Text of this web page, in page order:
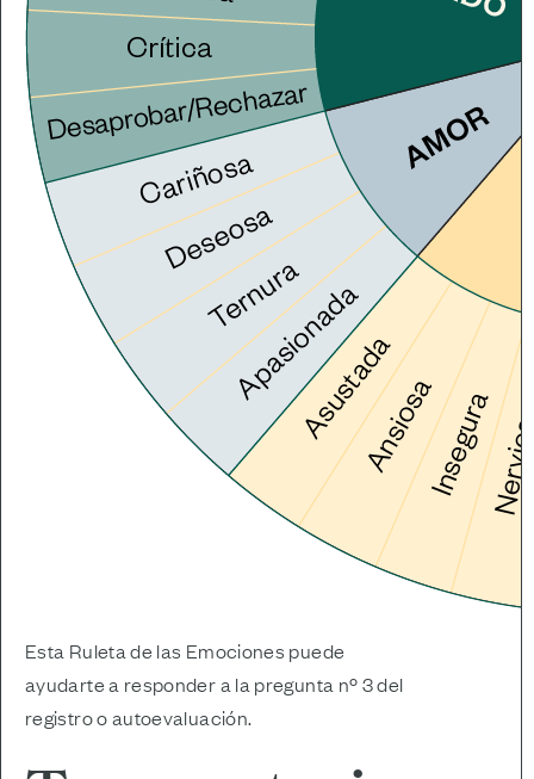
Esta Ruleta de las Emociones puede
ayudarte a responder a la pregunta nº 3 del
registro o autoevaluación.